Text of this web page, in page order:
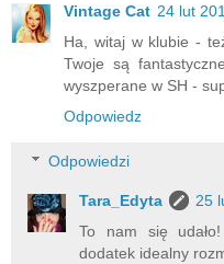
Vintage Cat 24 lut
Ha, witaj w klubie -
Twoje są
wyszperane w SH -
Odpowiedz
Odpowiedzi
Tara_Edyta
25
To nam się
dodatek idealny